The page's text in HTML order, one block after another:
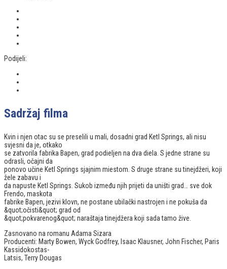
Podijeli:
Sadržaj filma
Kvin i njen otac su se preselili u mali, dosadni grad Ketl Springs, ali nisu
svjesni da je, otkako
se zatvorila fabrika Bapen, grad podieljen na dva diela. S jedne strane su
odrasli, očajni da
ponovo učine Ketl Springs sjajnim miestom. S druge strane su tinejdžeri, koji
žele zabavu i
da napuste Ketl Springs. Sukob između njih prijeti da uništi grad… sve dok
Frendo, maskota
fabrike Bapen, jezivi klovn, ne postane ubilački nastrojen i ne pokuša da
&quot;očisti&quot; grad od
&quot;pokvarenog&quot; naraštaja tinejdžera koji sada tamo žive.
Zasnovano na romanu Adama Sizara
Producenti: Marty Bowen, Wyck Godfrey, Isaac Klausner, John Fischer, Paris
Kassidokostas-
Latsis, Terry Dougas